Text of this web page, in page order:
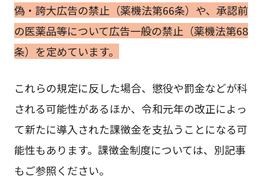
偽・誇大広告の禁止（薬機法第66条）や、承認前
の医薬品等について広告一般の禁止（薬機法第68
条）を定めています。
これらの規定に反した場合、懲役や罰金などが科
される可能性があるほか、令和元年の改正によっ
て新たに導入された課徴金を支払うことになる可
能性もあります。課徴金制度については、別記事
もご参照ください。